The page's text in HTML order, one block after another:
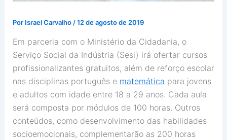
Por Israel Carvalho /12 de agosto de 2019
Em parceria com o Ministério da Cidadania, o
Serviço Social da Indústria (Sesi) irá ofertar cursos
profissionalizantes gratuitos, além de reforço escolar
nas disciplinas português e matemática para jovens
e adultos com idade entre 18 a 29 anos. Cada aula
será composta por módulos de 100 horas. Outros
conteúdos, como desenvolvimento das habilidades
socioemocionais, complementarão as 200 horas